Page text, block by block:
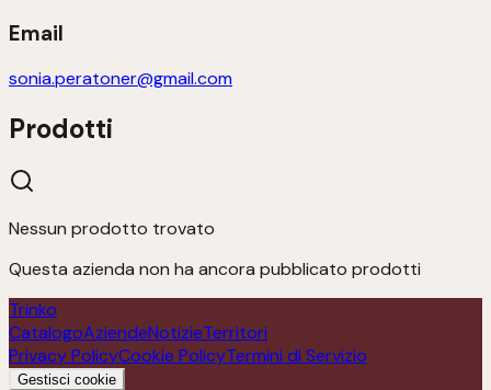
Email
sonia.peratoner@gmail.com
Prodotti
Nessun prodotto trovato
Questa azienda non ha ancora pubblicato prodotti
Trinko
CatalogoAziendeNotizieTerritori
Privacy PolicyCookie PolicyTermini di Servizio
Gestisci cookie